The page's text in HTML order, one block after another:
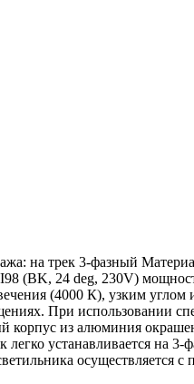
на трек 3-фазный
(BK, 24 deg, 230V)
(4000 К), узким углом
При использовании
корпус из алюминия
устанавливается на
осуществляется